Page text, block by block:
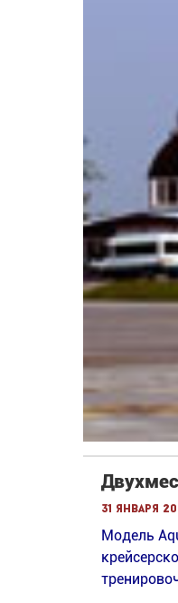
31 января
Модель